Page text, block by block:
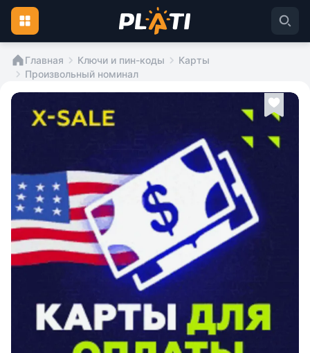
Главная Ключи и пин-коды
Карты
Произвольный номинал